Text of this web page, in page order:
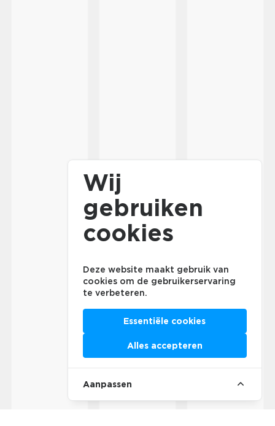
Wij
gebruiken
cookies
Deze website maakt gebruik van
cookies om de gebruikerservaring
te verbeteren.
Essentiële cookies
Alles accepteren
Aanpassen